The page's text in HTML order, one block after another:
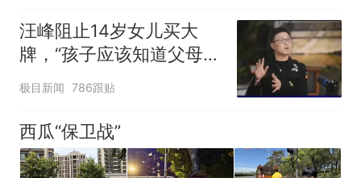
汪峰阻止14岁女儿买大
牌，“孩子应该知道父母的
不易”，称自己买衣服80%
极目新闻 786跟贴
西瓜“保卫战”